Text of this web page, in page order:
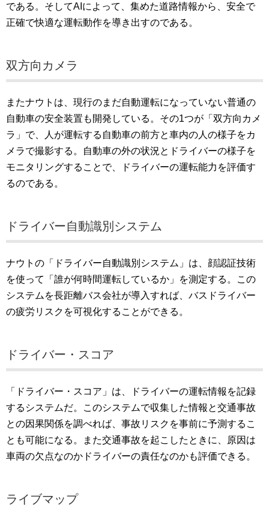
である。そしてAIによって、集めた道路情報から、安全で
正確で快適な運転動作を導き出すのである。
双方向カメラ
またナウトは、現行のまだ自動運転になっていない普通の
自動車の安全装置も開発している。その1つが「双方向カメ
ラ」で、人が運転する自動車の前方と車内の人の様子をカ
メラで撮影する。自動車の外の状況とドライバーの様子を
モニタリングすることで、ドライバーの運転能力を評価す
るのである。
ドライバー自動識別システム
ナウトの「ドライバー自動識別システム」は、顔認証技術
を使って「誰が何時間運転しているか」を測定する。この
システムを長距離バス会社が導入すれば、バスドライバー
の疲労リスクを可視化することができる。
ドライバー・スコア
「ドライバー・スコア」は、ドライバーの運転情報を記録
するシステムだ。このシステムで収集した情報と交通事故
との因果関係を調べれば、事故リスクを事前に予測するこ
とも可能になる。また交通事故を起こしたときに、原因は
車両の欠点なのかドライバーの責任なのかも評価できる。
ライブマップ